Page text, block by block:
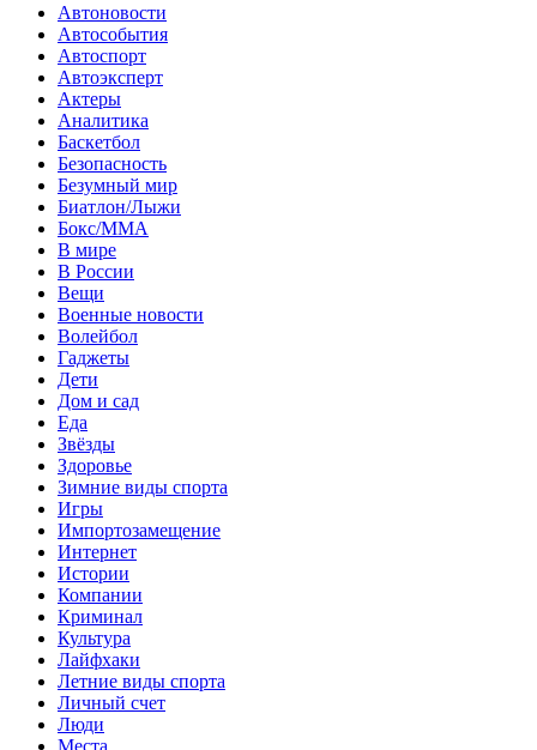
Автоновости
Автособытия
Автоспорт
Автоэксперт
Актеры
Аналитика
Баскетбол
Безопасность
Безумный мир
Биатлон/Лыжи
Бокс/MMA
В мире
В России
Вещи
Военные новости
Волейбол
Гаджеты
Дети
Дом и сад
Еда
Звёзды
Здоровье
Зимние виды спорта
Игры
Импортозамещение
Интернет
Истории
Компании
Криминал
Культура
Лайфхаки
Летние виды спорта
Личный счет
Люди
Места